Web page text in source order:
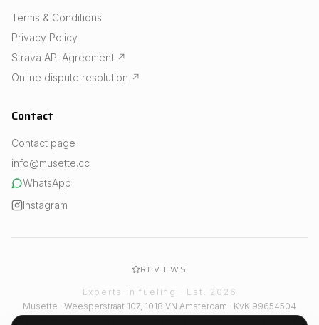
Terms & Conditions
Privacy Policy
Strava API Agreement ↗
Online dispute resolution ↗
Contact
Contact page
info@musette.cc
WhatsApp
Instagram
REVIEWS
Experts in fueling · Est. 2026
Musette · Weesperstraat 107, 1018 VN Amsterdam · KvK 99654504
© 2026 Musette.cc. All rights reserved. Not developed or sponsored